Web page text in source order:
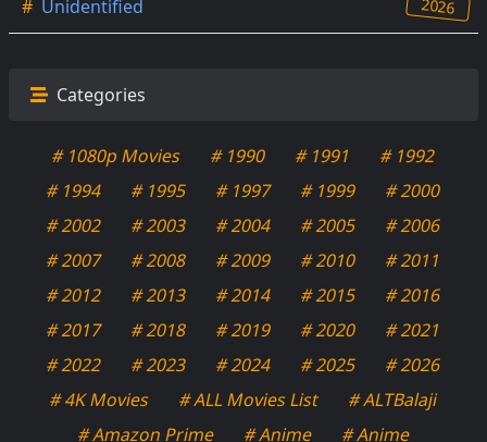
# Unidentified 2026
Categories
# 1080p Movies # 1990 # 1991
# 1992
# 1994
# 1995 # 1997 # 1999
# 2000
# 2002
# 2003 # 2004 # 2005
# 2006
# 2007
# 2008 # 2009 # 2010
# 2011
# 2012
# 2013 # 2014 # 2015
# 2016
# 2017
# 2018 # 2019 # 2020
# 2021
# 2022
# 2023 # 2024 # 2025
# 2026
# 4K Movies
# ALL Movies List
# ALTBalaji
# Amazon Prime
# Anime
# Anime